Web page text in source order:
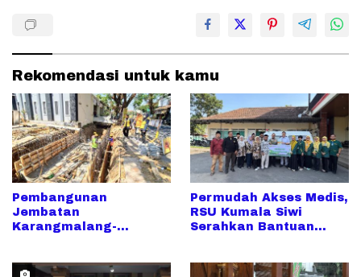
Rekomendasi untuk kamu
Pembangunan
Jembatan
Karangmalang-
Lebih Cepat
Permudah Akses Medis,
RSU Kumala Siwi
Serahkan Bantuan